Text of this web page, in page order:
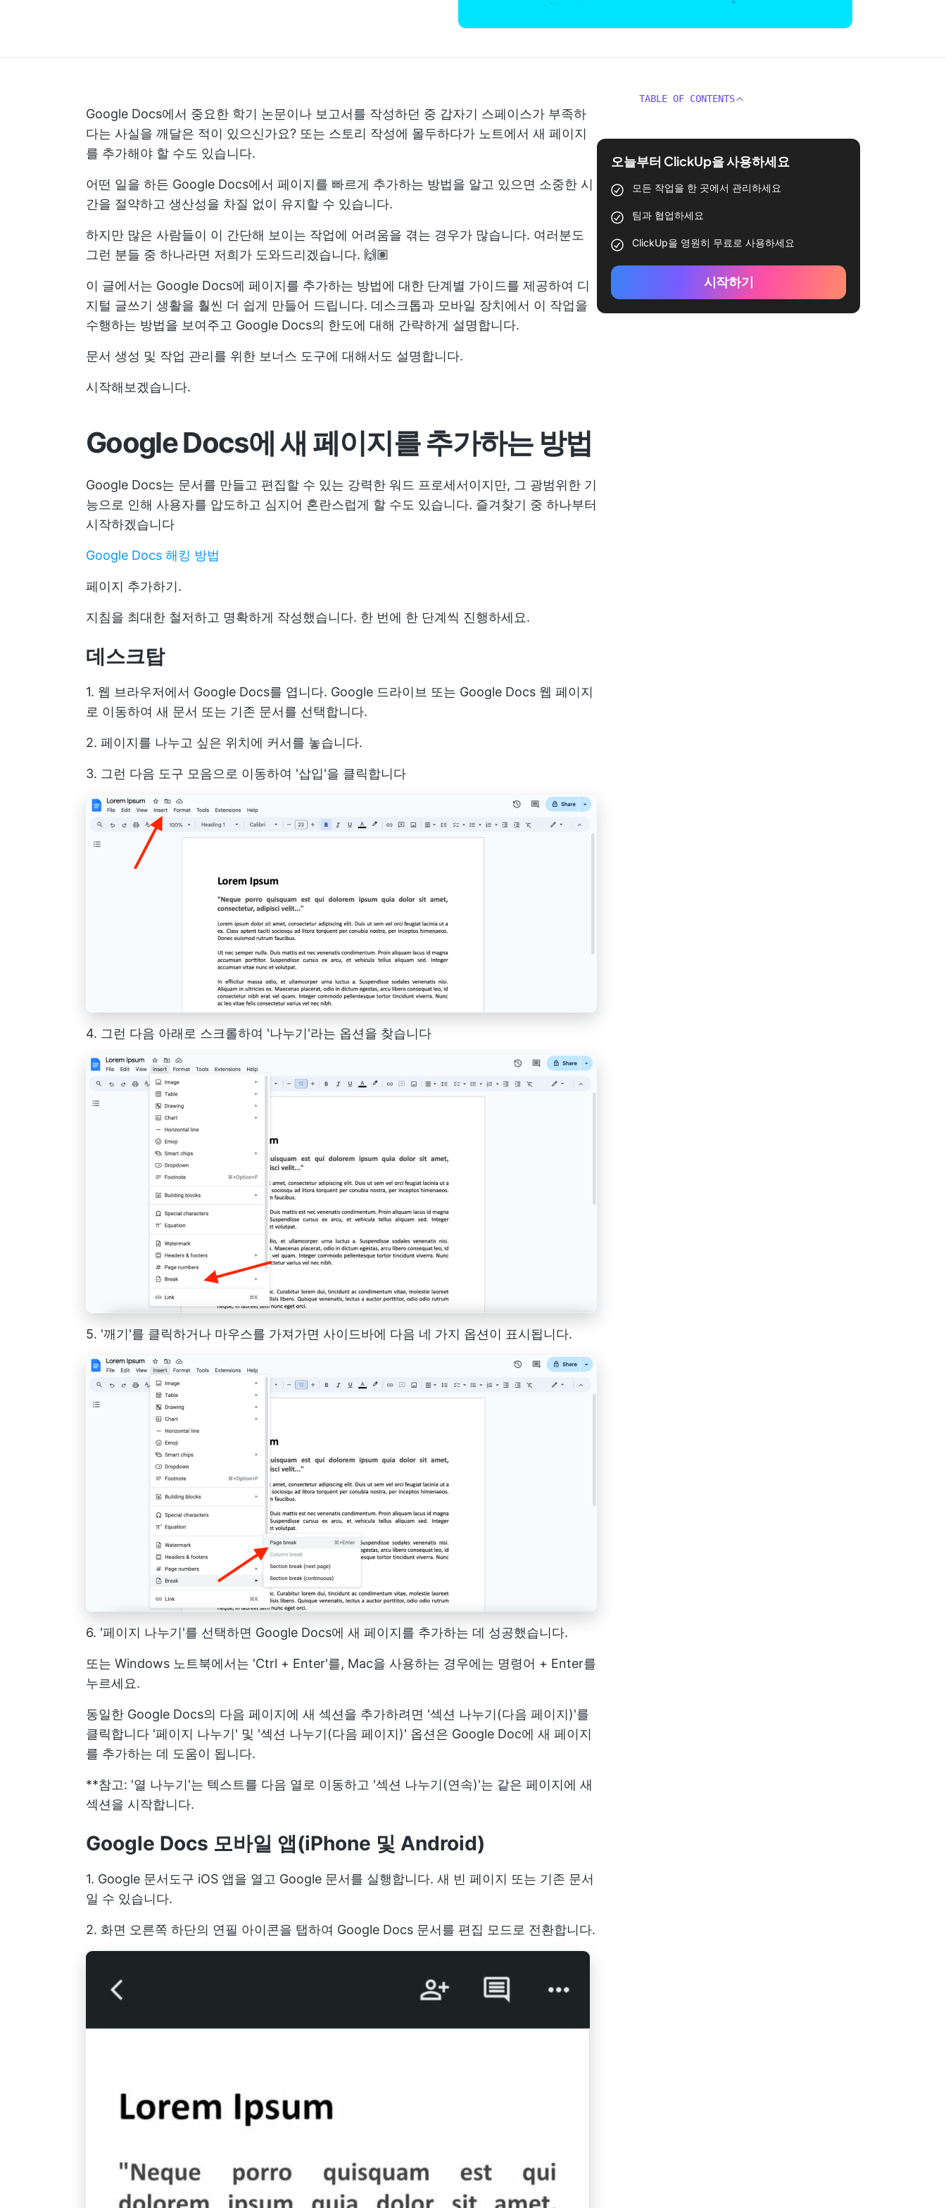
Google Docs에서 중요한 학기 논문이나 보고서를 작성하던 중 갑자기 스페이스가 부족하
다는 사실을 깨달은 적이 있으신가요? 또는 스토리 작성에 몰두하다가 노트에서 새 페이지
를 추가해야 할 수도 있습니다.
어떤 일을 하든 Google Docs에서 페이지를 빠르게 추가하는 방법을 알고 있으면 소중한 시
간을 절약하고 생산성을 차질 없이 유지할 수 있습니다.
하지만 많은 사람들이 이 간단해 보이는 작업에 어려움을 겪는 경우가 많습니다. 여러분도
그런 분들 중 하나라면 저희가 도와드리겠습니다. 🙌🏽
이 글에서는 Google Docs에 페이지를 추가하는 방법에 대한 단계별 가이드를 제공하여 디
지털 글쓰기 생활을 훨씬 더 쉽게 만들어 드립니다. 데스크톱과 모바일 장치에서 이 작업을
수행하는 방법을 보여주고 Google Docs의 한도에 대해 간략하게 설명합니다.
문서 생성 및 작업 관리를 위한 보너스 도구에 대해서도 설명합니다.
시작해보겠습니다.
Google Docs에 새 페이지를 추가하는 방법
Google Docs는 문서를 만들고 편집할 수 있는 강력한 워드 프로세서이지만, 그 광범위한 기
능으로 인해 사용자를 압도하고 심지어 혼란스럽게 할 수도 있습니다. 즐겨찾기 중 하나부터
시작하겠습니다
Google Docs 해킹 방법
페이지 추가하기.
지침을 최대한 철저하고 명확하게 작성했습니다. 한 번에 한 단계씩 진행하세요.
데스크탑
1. 웹 브라우저에서 Google Docs를 엽니다. Google 드라이브 또는 Google Docs 웹 페이지
로 이동하여 새 문서 또는 기존 문서를 선택합니다.
2. 페이지를 나누고 싶은 위치에 커서를 놓습니다.
3. 그런 다음 도구 모음으로 이동하여 '삽입'을 클릭합니다
4. 그런 다음 아래로 스크롤하여 '나누기'라는 옵션을 찾습니다
5. '깨기'를 클릭하거나 마우스를 가져가면 사이드바에 다음 네 가지 옵션이 표시됩니다.
6. '페이지 나누기'를 선택하면 Google Docs에 새 페이지를 추가하는 데 성공했습니다.
또는 Windows 노트북에서는 'Ctrl + Enter'를, Mac을 사용하는 경우에는 명령어 + Enter를
누르세요.
동일한 Google Docs의 다음 페이지에 새 섹션을 추가하려면 '섹션 나누기(다음 페이지)'를
클릭합니다 '페이지 나누기' 및 '섹션 나누기(다음 페이지)' 옵션은 Google Doc에 새 페이지
를 추가하는 데 도움이 됩니다.
**참고: '열 나누기'는 텍스트를 다음 열로 이동하고 '섹션 나누기(연속)'는 같은 페이지에 새
섹션을 시작합니다.
Google Docs 모바일 앱(iPhone 및 Android)
1. Google 문서도구 iOS 앱을 열고 Google 문서를 실행합니다. 새 빈 페이지 또는 기존 문서
일 수 있습니다.
2. 화면 오른쪽 하단의 연필 아이콘을 탭하여 Google Docs 문서를 편집 모드로 전환합니다.
TABLE OF CONTENTS
오늘부터 ClickUp을 사용하세요
모든 작업을 한 곳에서 관리하세요
팀과 협업하세요
ClickUp을 영원히 무료로 사용하세요
시작하기